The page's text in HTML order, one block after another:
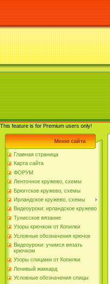
This feature is for Premium users only!
Меню сайта
Главная страница
Карта сайта
ФОРУМ
Ленточное кружево, схемы
Брюггское кружево, схемы
Ирландское кружево, схемы
Видеоуроки: ирландское кружево
Тунисское вязание
Узоры крючком от Копилки
Условные обозначения крючок
Видеоуроки: учимся вязать
крючком
Узоры спицами от Копилки
Ленивый жаккард
Условные обозначения спицы